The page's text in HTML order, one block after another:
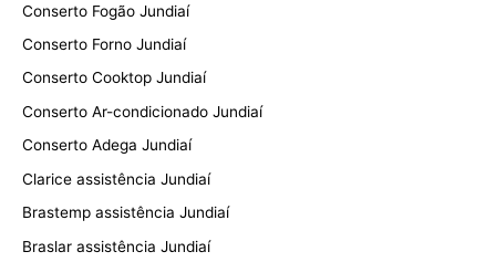
Conserto Fogão Jundiaí
Conserto Forno Jundiaí
Conserto Cooktop Jundiaí
Conserto Ar-condicionado Jundiaí
Conserto Adega Jundiaí
Clarice assistência Jundiaí
Brastemp assistência Jundiaí
Braslar assistência Jundiaí